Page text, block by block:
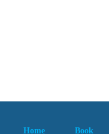
Stamaril
Home Book